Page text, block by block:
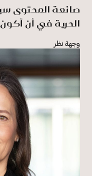
صانعة المحتوى
الحرية في أن أكون
وجهة نظر